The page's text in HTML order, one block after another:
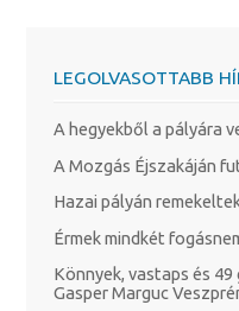
LEGOLVASOTTABB
A hegyekből a pályára
A Mozgás Éjszakáján
Hazai pályán
Érmek mindkét
Könnyek, vastaps és
Gasper Marguc